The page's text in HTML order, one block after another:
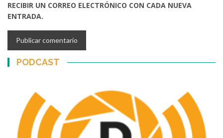
RECIBIR UN CORREO ELECTRÓNICO CON CADA NUEVA
ENTRADA.
PODCAST